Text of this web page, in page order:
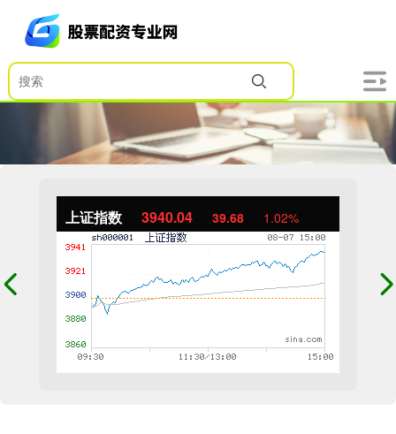
上证指数 3940.04 39.68 1.02%